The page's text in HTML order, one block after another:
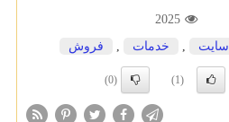
2025
سایت خدمات فروش
(1)
(0)